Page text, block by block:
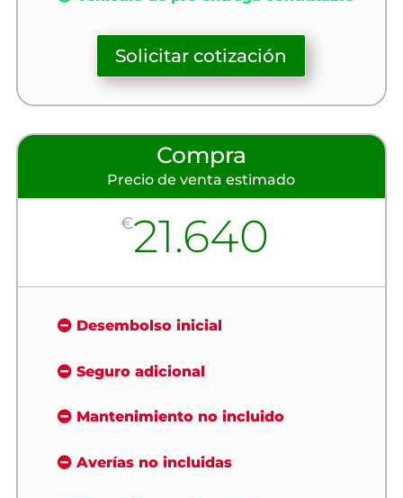
Solicitar cotización
Compra
Precio de venta estimado
€21.640
Desembolso inicial
Seguro adicional
Mantenimiento no incluido
Averías no incluidas